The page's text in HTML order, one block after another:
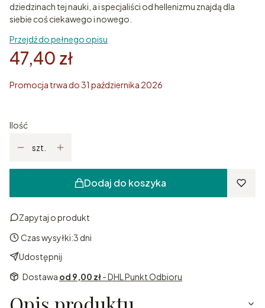
dziedzinach tej nauki, a i specjaliści od hellenizmu znajdą dla
siebie coś ciekawego i nowego.
Przejdź do pełnego opisu
47,40 zł
Promocja trwa do 31 października 2026
Ilość
szt.
Dodaj do koszyka
Zapytaj o produkt
Czas wysyłki:3 dni
Udostępnij
Dostawa od 9,00 zł- DHL Punkt Odbioru